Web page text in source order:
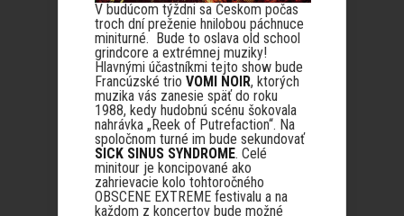
V budúcom týždni sa Českom počas
troch dní preženie hnilobou páchnuce
miniturné. Bude to oslava old school
grindcore a extrémnej muziky!
Hlavnými účastníkmi tejto show bude
Francúzské trio VOMI NOIR, ktorých
muzika vás zanesie späť do roku
1988, kedy hudobnú scénu šokovala
nahrávka „Reek of Putrefaction“. Na
spoločnom turné im bude sekundovať
SICK SINUS SYNDROME. Celé
minitour je koncipované ako
zahrievacie kolo tohtoročného
OBSCENE EXTREME festivalu a na
každom z koncertov bude možné